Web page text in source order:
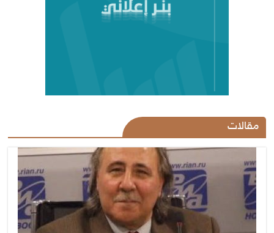
مقالات